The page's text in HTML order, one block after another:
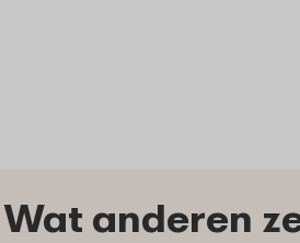
Wat anderen